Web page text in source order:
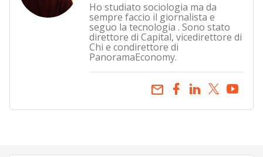
Ho studiato sociologia ma da
sempre faccio il giornalista e
seguo la tecnologia . Sono stato
direttore di Capital, vicedirettore di
Chi e condirettore di
PanoramaEconomy.
email